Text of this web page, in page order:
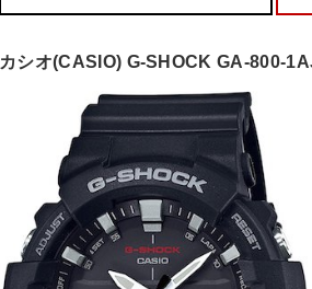
カシオ(CASIO) G-SHOCK GA-800-